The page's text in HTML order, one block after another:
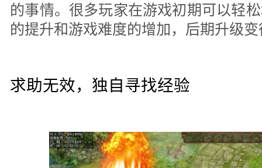
的事情。很多玩家在游戏初期可以轻
的提升和游戏难度的增加，后期升级
求助无效，独自寻找经验